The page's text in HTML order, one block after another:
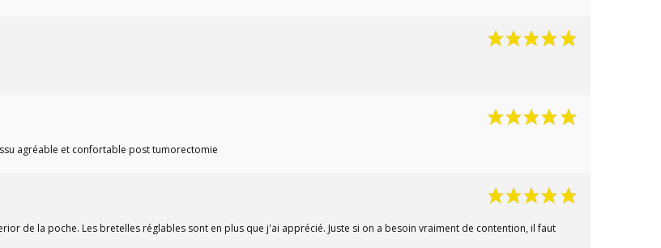
agréable et confortable post tumorectomie
de la poche. Les bretelles réglables sont en plus que j'ai apprécié. Juste si on a besoin vraiment de contention, il faut